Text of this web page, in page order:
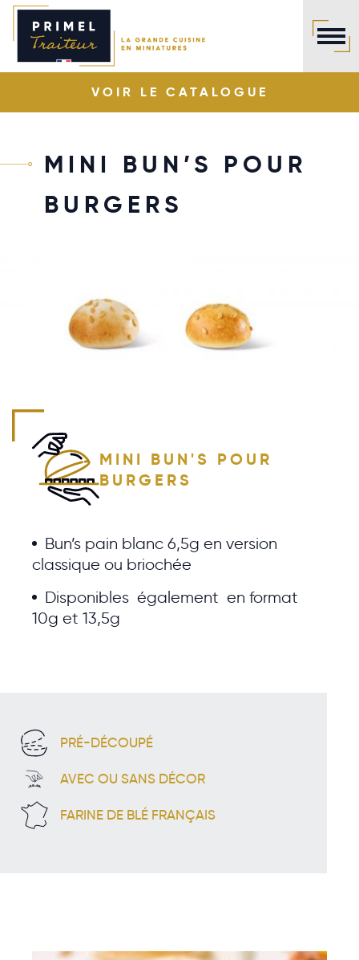
Panneau de gestion des cookies
VOIR LE CATALOGUE
MINI BUN’S POUR
BURGERS
MINI BUN'S POUR
BURGERS
Bun’s pain blanc 6,5g en version
classique ou briochée
Disponibles également en format
10g et 13,5g
PRÉ-DÉCOUPÉ
AVEC OU SANS DÉCOR
FARINE DE BLÉ FRANÇAIS